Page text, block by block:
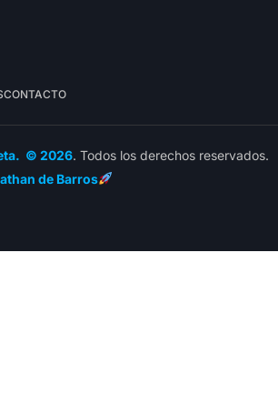
CONTACTO
© 2026. Todos los derechos reservados.
de Barros